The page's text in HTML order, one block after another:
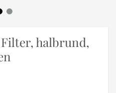
halbrund,